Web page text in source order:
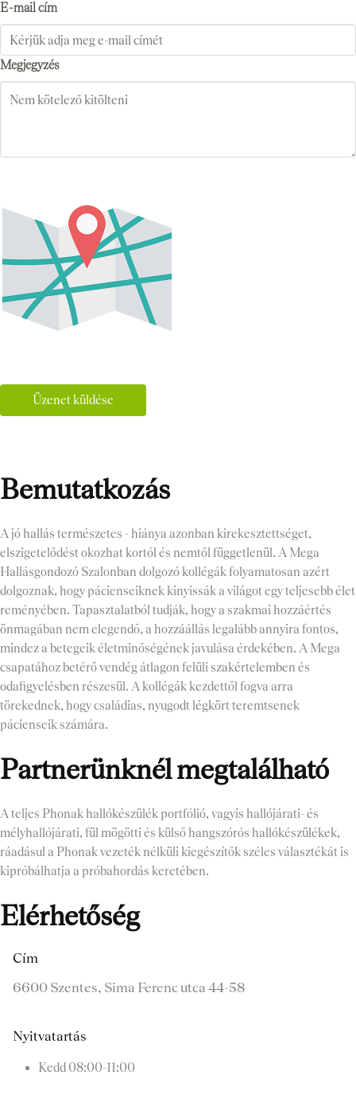
E-mail cím
Megjegyzés
Üzenet küldése
Bemutatkozás
A jó hallás természetes - hiánya azonban kirekesztettséget,
elszigetelődést okozhat kortól és nemtől függetlenül. A Mega
Hallásgondozó Szalonban dolgozó kollégák folyamatosan azért
dolgoznak, hogy pácienseiknek kinyissák a világot egy teljesebb élet
reményében. Tapasztalatból tudják, hogy a szakmai hozzáértés
önmagában nem elegendő, a hozzáállás legalább annyira fontos,
mindez a betegeik életminőségének javulása érdekében. A Mega
csapatához betérő vendég átlagon felüli szakértelemben és
odafigyelésben részesül. A kollégák kezdettől fogva arra
törekednek, hogy családias, nyugodt légkört teremtsenek
pácienseik számára.
Partnerünknél megtalálható
A teljes Phonak hallókészülék portfólió, vagyis hallójárati- és
mélyhallójárati, fül mögötti és külső hangszórós hallókészülékek,
ráadásul a Phonak vezeték nélküli kiegészítők széles választékát is
kipróbálhatja a próbahordás keretében.
Elérhetőség
Cím
6600 Szentes, Sima Ferenc utca 44-58
Nyitvatartás
Kedd 08:00-11:00